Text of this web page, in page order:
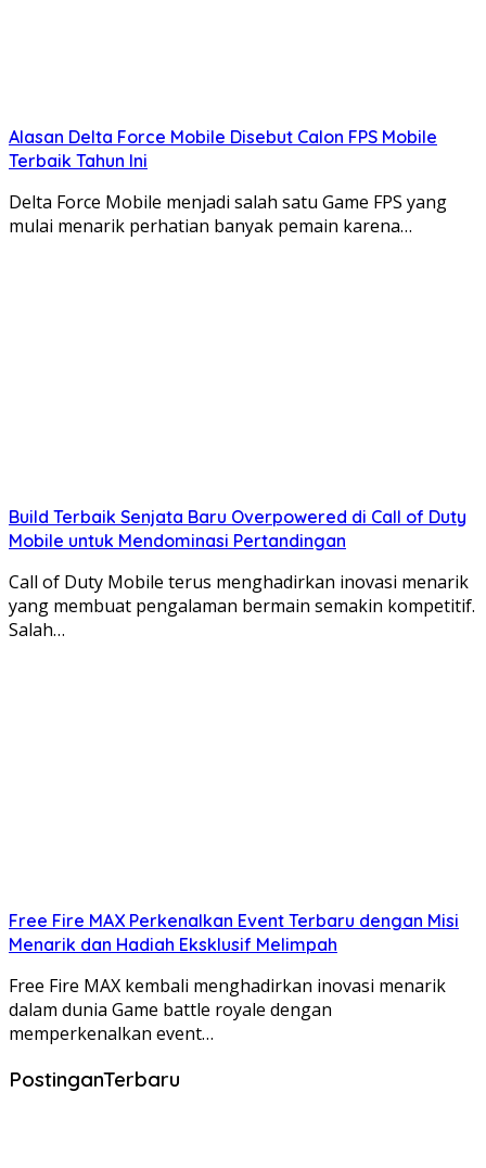
Alasan Delta Force Mobile Disebut Calon FPS Mobile
Terbaik Tahun Ini
Delta Force Mobile menjadi salah satu Game FPS yang
mulai menarik perhatian banyak pemain karena…
Build Terbaik Senjata Baru Overpowered di Call of Duty
Mobile untuk Mendominasi Pertandingan
Call of Duty Mobile terus menghadirkan inovasi menarik
yang membuat pengalaman bermain semakin kompetitif.
Salah…
Free Fire MAX Perkenalkan Event Terbaru dengan Misi
Menarik dan Hadiah Eksklusif Melimpah
Free Fire MAX kembali menghadirkan inovasi menarik
dalam dunia Game battle royale dengan
memperkenalkan event…
PostinganTerbaru